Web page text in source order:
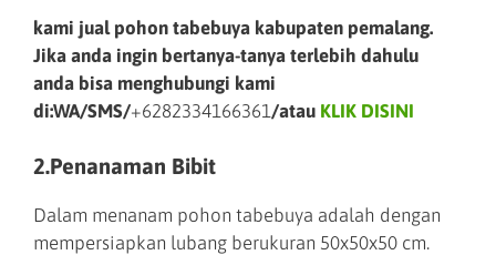
kami jual pohon tabebuya kabupaten pemalang.
Jika anda ingin bertanya-tanya terlebih dahulu
anda bisa menghubungi kami
di:WA/SMS/+6282334166361 /atau KLIK DISINI
2.Penanaman Bibit
Dalam menanam pohon tabebuya adalah dengan
mempersiapkan lubang berukuran 50x50x50 cm.